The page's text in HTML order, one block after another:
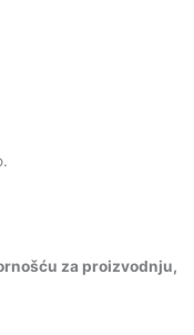
za proizvodnju,